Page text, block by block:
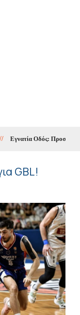
Εγνατία Οδός: Προσωρινές
GBL!